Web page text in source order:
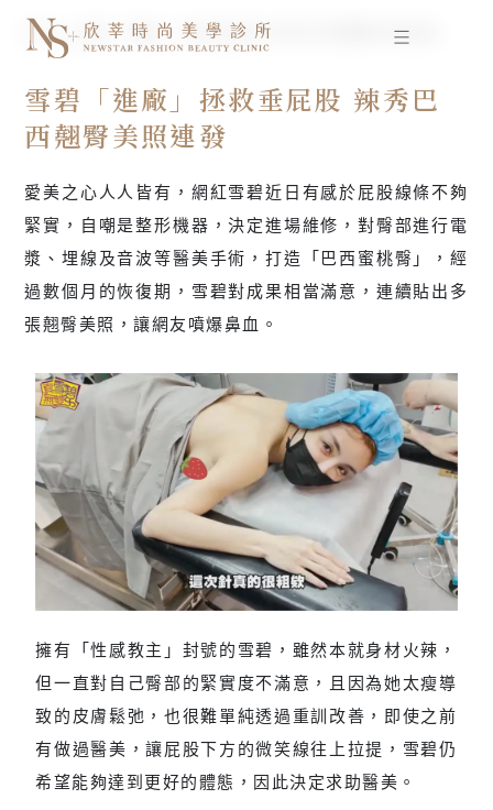
首頁 雪碧「進廠」拯救垂屁股 辣秀巴西翹臀美照連發
雪碧「進廠」拯救垂屁股 辣秀巴
西翹臀美照連發
愛美之心人人皆有，網紅雪碧近日有感於屁股線條不夠
緊實，自嘲是整形機器，決定進場維修，對臀部進行電
漿、埋線及音波等醫美手術，打造「巴西蜜桃臀」，經
過數個月的恢復期，雪碧對成果相當滿意，連續貼出多
張翹臀美照，讓網友噴爆鼻血。
擁有「性感教主」封號的雪碧，雖然本就身材火辣，
但一直對自己臀部的緊實度不滿意，且因為她太瘦導
致的皮膚鬆弛，也很難單純透過重訓改善，即使之前
有做過醫美，讓屁股下方的微笑線往上拉提，雪碧仍
希望能夠達到更好的體態，因此決定求助醫美。